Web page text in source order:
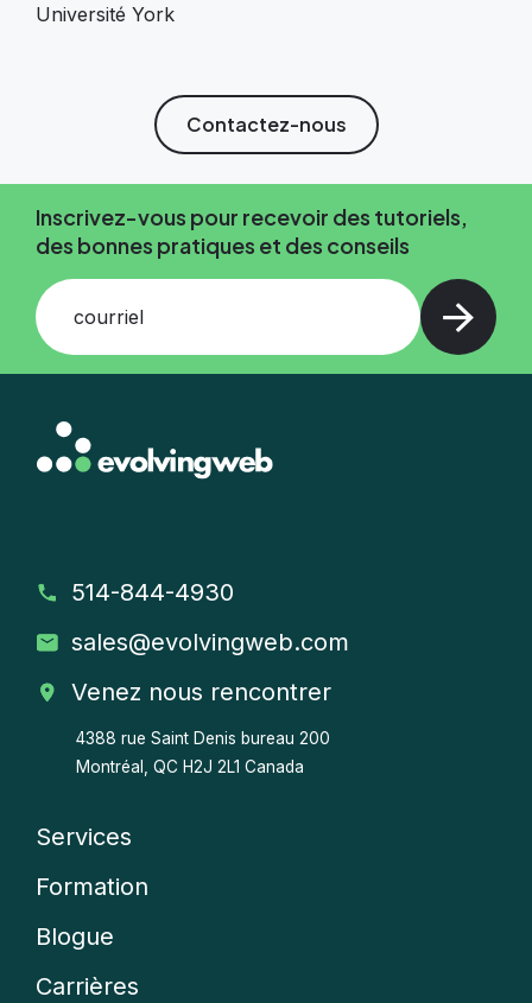
Université York
Contactez-nous
Inscrivez-vous pour recevoir des tutoriels,
des bonnes pratiques et des conseils
courriel
514-844-4930
sales@evolvingweb.com
Venez nous rencontrer
4388 rue Saint Denis bureau 200
Montréal, QC H2J 2L1 Canada
Company
menu
Services
Formation
Blogue
Carrières